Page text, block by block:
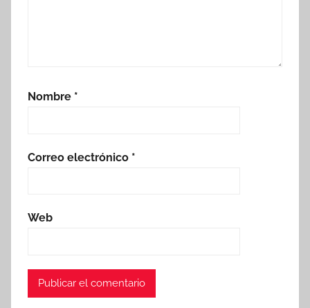
Nombre *
Correo electrónico *
Web